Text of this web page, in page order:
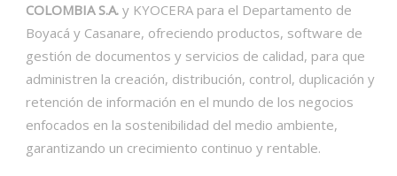
COLOMBIA S.A. y KYOCERA para el Departamento de
Boyacá y Casanare, ofreciendo productos, software de
gestión de documentos y servicios de calidad, para que
administren la creación, distribución, control, duplicación y
retención de información en el mundo de los negocios
enfocados en la sostenibilidad del medio ambiente,
garantizando un crecimiento continuo y rentable.